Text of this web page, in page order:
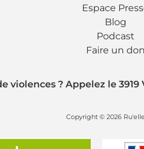
Espace
Blog
Podcast
Faire un don
violences ? Appelez le
Copyright © 2026